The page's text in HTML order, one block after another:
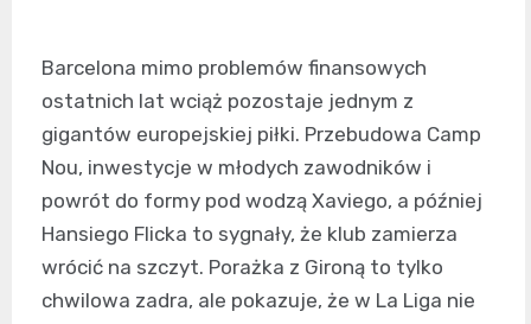
Barcelona mimo problemów finansowych
ostatnich lat wciąż pozostaje jednym z
gigantów europejskiej piłki. Przebudowa Camp
Nou, inwestycje w młodych zawodników i
powrót do formy pod wodzą Xaviego, a później
Hansiego Flicka to sygnały, że klub zamierza
wrócić na szczyt. Porażka z Gironą to tylko
chwilowa zadra, ale pokazuje, że w La Liga nie